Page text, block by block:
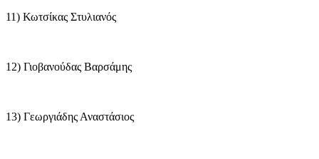
11) Κωτσίκας Στυλιανός
12) Γιοβανούδας Βαρσάμης
13) Γεωργιάδης Αναστάσιος